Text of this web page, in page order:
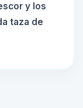
y los
taza de